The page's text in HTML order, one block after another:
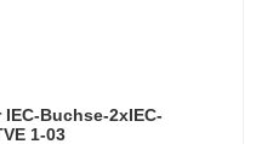
Buchse-2xIEC-
1-03